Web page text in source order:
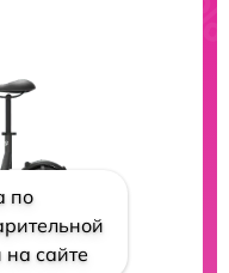
по
на сайте